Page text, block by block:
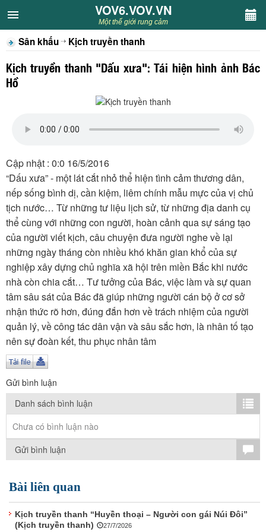
VOV6.VOV.VN
CHUYÊN MỤC
Khách VOV6
Sân khấu
Thiếu nhi
Kết nối VOV6
TÌM KIẾM
Vận hành bởi QI Corp
VOV6.VOV.VN
Một thế giới rung cảm
Sân khấu Kịch truyền thanh
Kịch truyền thanh "Dấu xưa": Tái hiện hình ảnh Bác
Hồ
Cập nhật : 0:0 16/5/2016
“Dấu xưa” - một lát cắt nhỏ thể hiện tình cảm thương dân,
nếp sống bình dị, cần kiệm, liêm chính mẫu mực của vị chủ
tịch nước… Từ những tư liệu lịch sử, từ những địa danh cụ
thể cùng với những con người, hoàn cảnh qua sự sáng tạo
của người viết kịch, câu chuyện đưa người nghe về lại
những ngày tháng còn nhiều khó khăn gian khổ của sự
nghiệp xây dựng chủ nghĩa xã hội trên miền Bắc khi nước
nhà còn chia cắt… Tư tưởng của Bác, việc làm và sự quan
tâm sâu sát của Bác đã giúp những người cán bộ ở cơ sở
nhận thức rõ hơn, đúng đắn hơn về trách nhiệm của người
quản lý, về công tác dân vận và sâu sắc hơn, là nhân tố tạo
nên sự đoàn kết, thu phục nhân tâm
Gửi bình luận
Danh sách bình luận
Chưa có bình luận nào
Gửi bình luận
Bài liên quan
Kịch truyền thanh “Huyền thoại – Người con gái Núi Đôi”
(Kịch truyền thanh)
27/7/2026